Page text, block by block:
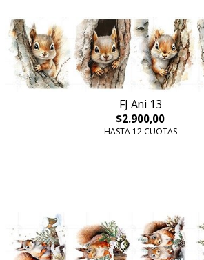
FJ Ani 13
$2.900,00
HASTA 12 CUOTAS